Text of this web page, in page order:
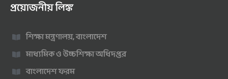
প্রয়োজনীয় লিঙ্ক
শিক্ষা মন্ত্রণালয়, বাংলাদেশ
মাধ্যমিক ও উচ্চশিক্ষা অধিদপ্তর
বাংলাদেশ ফরম